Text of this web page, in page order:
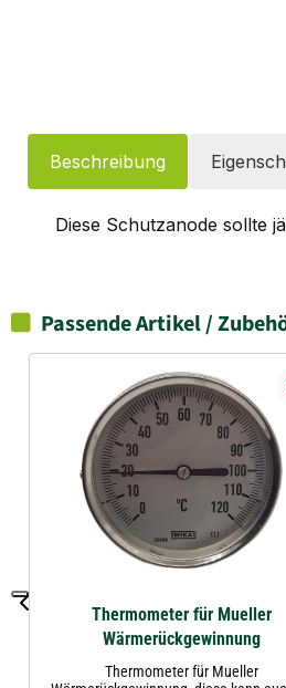
Beschreibung
Diese Schutzanode sollte
Passende Artikel /
Thermometer für Mueller
Wärmerückgewinnung
Thermometer für Mueller